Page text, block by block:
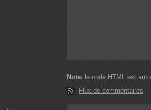
Note: le code HTML est
Flux de commentaires